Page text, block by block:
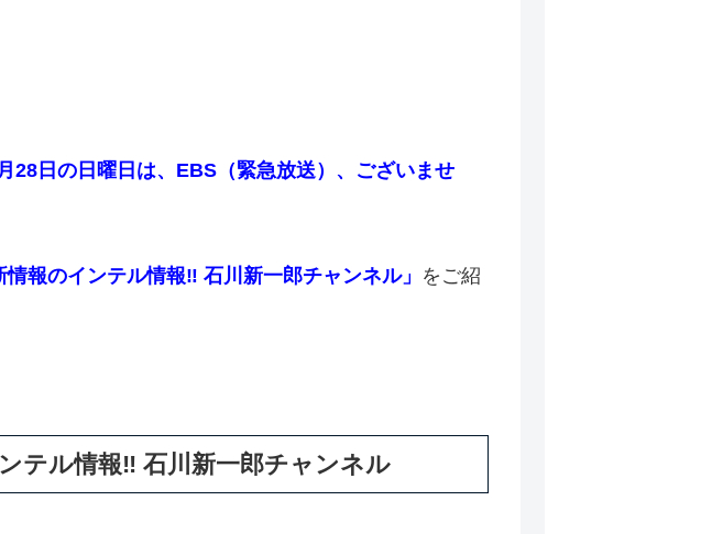
月28日の日曜日は、EBS（緊急放送）、ございませ
情報のインテル情報‼️ 石川新一郎チャンネル」 をご紹
テル情報‼️ 石川新一郎チャンネル